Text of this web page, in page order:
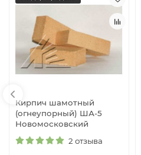
Кирпич шамотный
(огнеупорный) ША-5
Новомосковский
2 отзыва